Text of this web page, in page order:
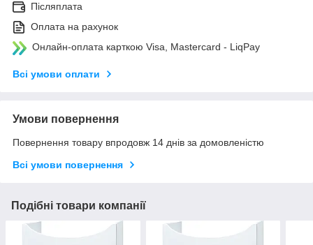
Післяплата
Оплата на рахунок
Онлайн-оплата карткою Visa, Mastercard - LiqPay
Всі умови оплати
Умови повернення
Повернення товару впродовж 14 днів за домовленістю
Всі умови повернення
Подібні товари компанії